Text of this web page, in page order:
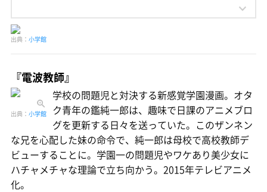
出典： 小学館
『電波教師』
出典： 小学館
学校の問題児と対決する新感覚学園漫画。オタ
ク青年の鑑純一郎は、趣味で日課のアニメブロ
グを更新する日々を送っていた。このザンネン
な兄を心配した妹の命令で、純一郎は母校で高校教師デ
ビューすることに。学園一の問題児やワケあり美少女に
ハチャメチャな理論で立ち向かう。2015年テレビアニメ
化。